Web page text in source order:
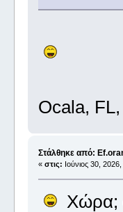
Ocala,
Στάλθηκε από:
« στις: Ιούνιος 30,
Χώρα;